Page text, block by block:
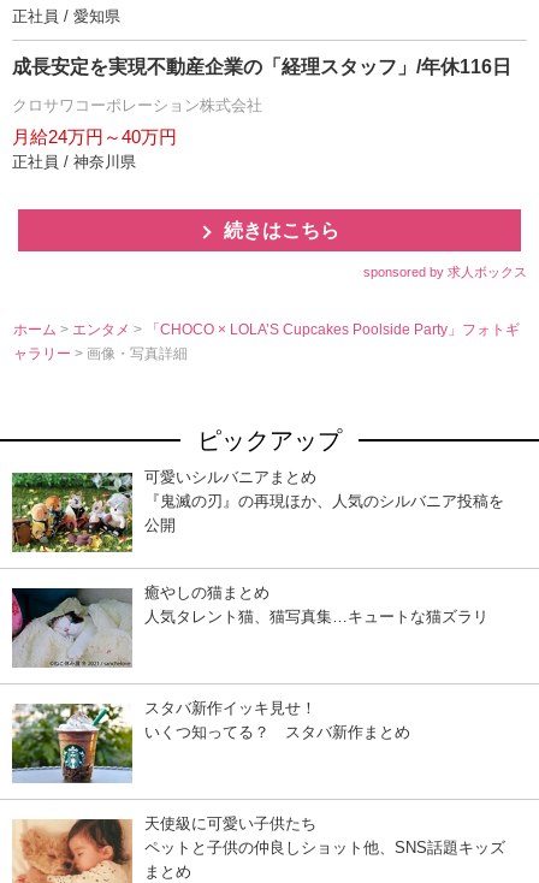
正社員 / 愛知県
成長安定を実現不動産企業の「経理スタッフ」/年休116日
クロサワコーポレーション株式会社
月給24万円～40万円
正社員 / 神奈川県
続きはこちら
sponsored by 求人ボックス
ホーム > エンタメ>
「CHOCO × LOLA’S Cupcakes Poolside Party」フォトギ
ャラリー> 画像・写真詳細
ピックアップ
可愛いシルバニアまとめ
『鬼滅の刃』の再現ほか、人気のシルバニア投稿を
公開
癒やしの猫まとめ
人気タレント猫、猫写真集…キュートな猫ズラリ
スタバ新作イッキ見せ！
いくつ知ってる？ スタバ新作まとめ
天使級に可愛い子供たち
ペットと子供の仲良しショット他、SNS話題キッズ
まとめ